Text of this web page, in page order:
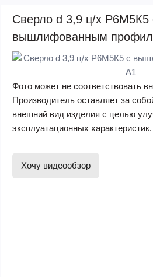
Сверло d 3,9 ц/х Р6М5К5
вышлифованным
Фото может не соответствовать
Производитель оставляет за
внешний вид изделия с целью
эксплуатационных характеристик.
Хочу видеообзор